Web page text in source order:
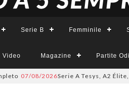
Serie B Femminile
Video Magazine Partite
07/08/2026Serie A Tesys, A2 Élite, A2,